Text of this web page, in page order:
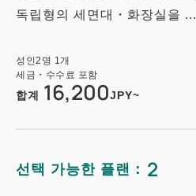
독립형의 세면대・화장실을 ...
성인2 명 1개
세금・수수료 포함
합계 16,200JPY~
선택 가능한 플랜： 2